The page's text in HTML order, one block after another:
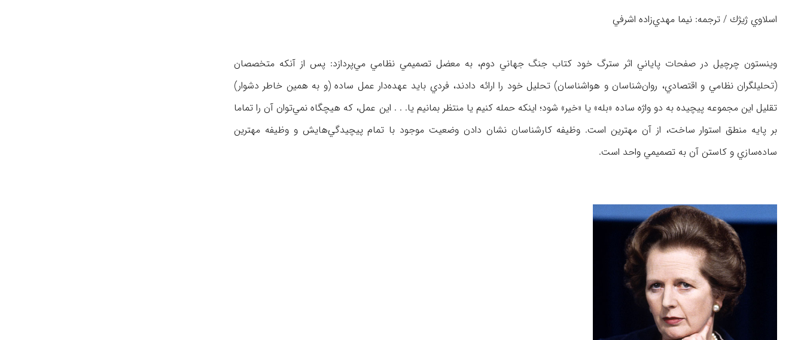
اسلاوي ژيژك / ترجمه: نيما مهدي‌زاده اشرفي
وينستون چرچيل در صفحات پاياني اثر سترگ خود كتاب جنگ جهاني دوم، به معضل تصميمي نظامي مي‌پردازد: پس از آنكه متخصصان
(تحليلگران نظامي و اقتصادي، روان‌شناسان و هواشناسان) تحليل خود را ارائه دادند، فردي بايد عهده‌دار عمل ساده (و به همين خاطر دشوار)
تقليل اين مجموعه پيچيده به دو واژه ساده «بله» يا «خير» شود؛ اينكه حمله كنيم يا منتظر بمانيم يا. . . اين عمل، كه هيچگاه نمي‌توان آن را تماما
بر پايه منطق استوار ساخت، از آن مهترين است. وظيفه كارشناسان نشان دادن وضعيت موجود با تمام پيچيدگي‌هايش و وظيفه مهترين
ساده‌سازي و كاستن آن به تصميمي واحد است.